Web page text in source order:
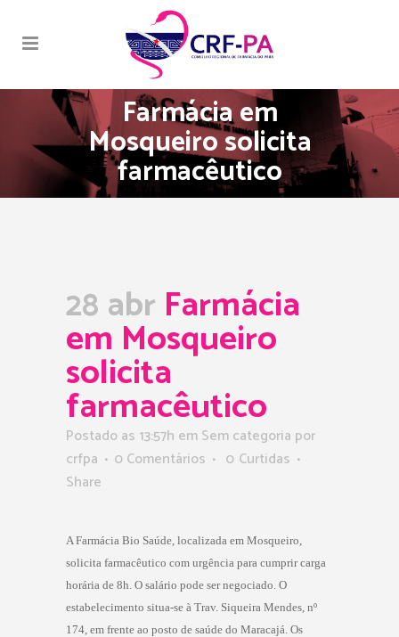
Farmácia em
Mosqueiro solicita
farmacêutico
28 abrFarmácia
em Mosqueiro
solicita
farmacêutico
Postado as 13:57h em Sem categoria por
crfpa
0 Comentários 0 Curtidas
Share
A Farmácia Bio Saúde, localizada em Mosqueiro,
solicita farmacêutico com urgência para cumprir carga
horária de 8h. O salário pode ser negociado. O
estabelecimento situa-se à Trav. Siqueira Mendes, nº
174, em frente ao posto de saúde do Maracajá. Os